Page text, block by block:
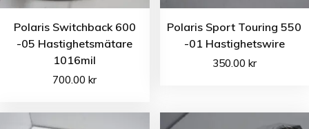
Polaris Switchback 600
-05 Hastighetsmätare
1016mil
700.00kr
Polaris Sport Touring 550
-01 Hastighetswire
350.00 kr